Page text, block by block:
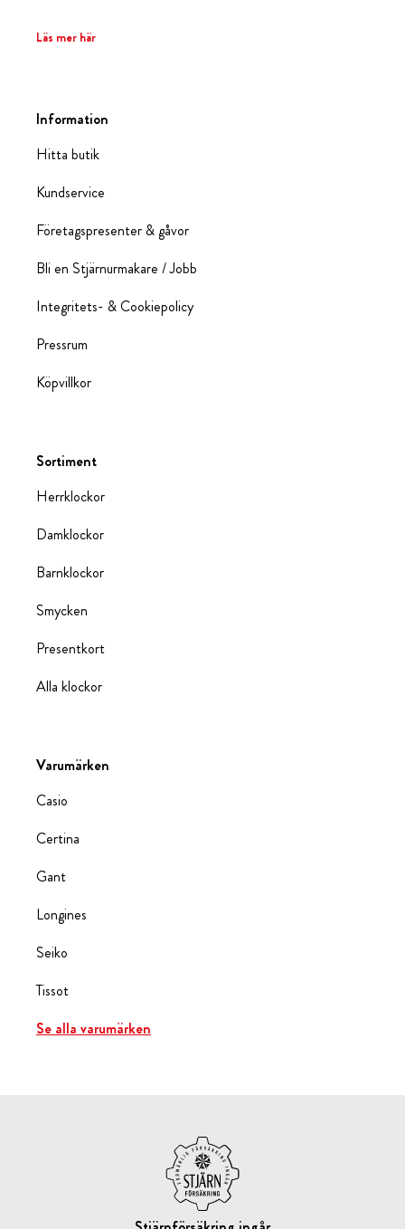
Läs mer här
Information
Hitta butik
Kundservice
Företagspresenter & gåvor
Bli en Stjärnurmakare / Jobb
Integritets- & Cookiepolicy
Pressrum
Köpvillkor
Sortiment
Herrklockor
Damklockor
Barnklockor
Smycken
Presentkort
Alla klockor
Varumärken
Casio
Certina
Gant
Longines
Seiko
Tissot
Se alla varumärken